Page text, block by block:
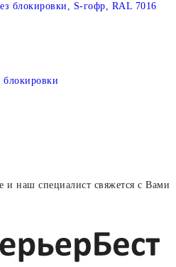
блокировки, S-гофр, RAL 7016
блокировки
и наш специалист свяжется с Вами